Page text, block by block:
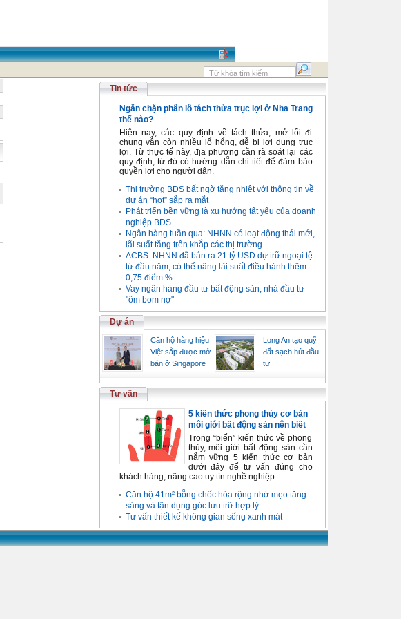
Tin tức
Ngăn chặn phân lô tách thửa trục lợi ở Nha Trang
thế nào?
Hiện nay, các quy định về tách thửa, mở lối đi
chung vẫn còn nhiều lổ hổng, dễ bị lợi dụng trục
lợi. Từ thực tế này, địa phương cần rà soát lại các
quy định, từ đó có hướng dẫn chi tiết để đảm bảo
quyền lợi cho người dân.
Thị trường BĐS bất ngờ tăng nhiệt với thông tin về
dự án “hot” sắp ra mắt
Phát triển bền vững là xu hướng tất yếu của doanh
nghiệp BĐS
Ngân hàng tuần qua: NHNN có loạt động thái mới,
lãi suất tăng trên khắp các thị trường
ACBS: NHNN đã bán ra 21 tỷ USD dự trữ ngoại tệ
từ đầu năm, có thể nâng lãi suất điều hành thêm
0,75 điểm %
Vay ngân hàng đầu tư bất động sản, nhà đầu tư
"ôm bom nợ"
Dự án
Căn hộ hàng hiệu
Việt sắp được mở
bán ở Singapore
Long An tạo quỹ
đất sạch hút đầu
tư
Tư vấn
5 kiến thức phong thủy cơ bản
môi giới bất động sản nên biết
Trong “biển” kiến thức về phong
thủy, môi giới bất động sản cần
nắm vững 5 kiến thức cơ bản
dưới đây để tư vấn đúng cho
khách hàng, nâng cao uy tín nghề nghiệp.
Căn hộ 41m² bỗng chốc hóa rộng nhờ mẹo tăng
sáng và tận dụng góc lưu trữ hợp lý
Tư vấn thiết kế không gian sống xanh mát